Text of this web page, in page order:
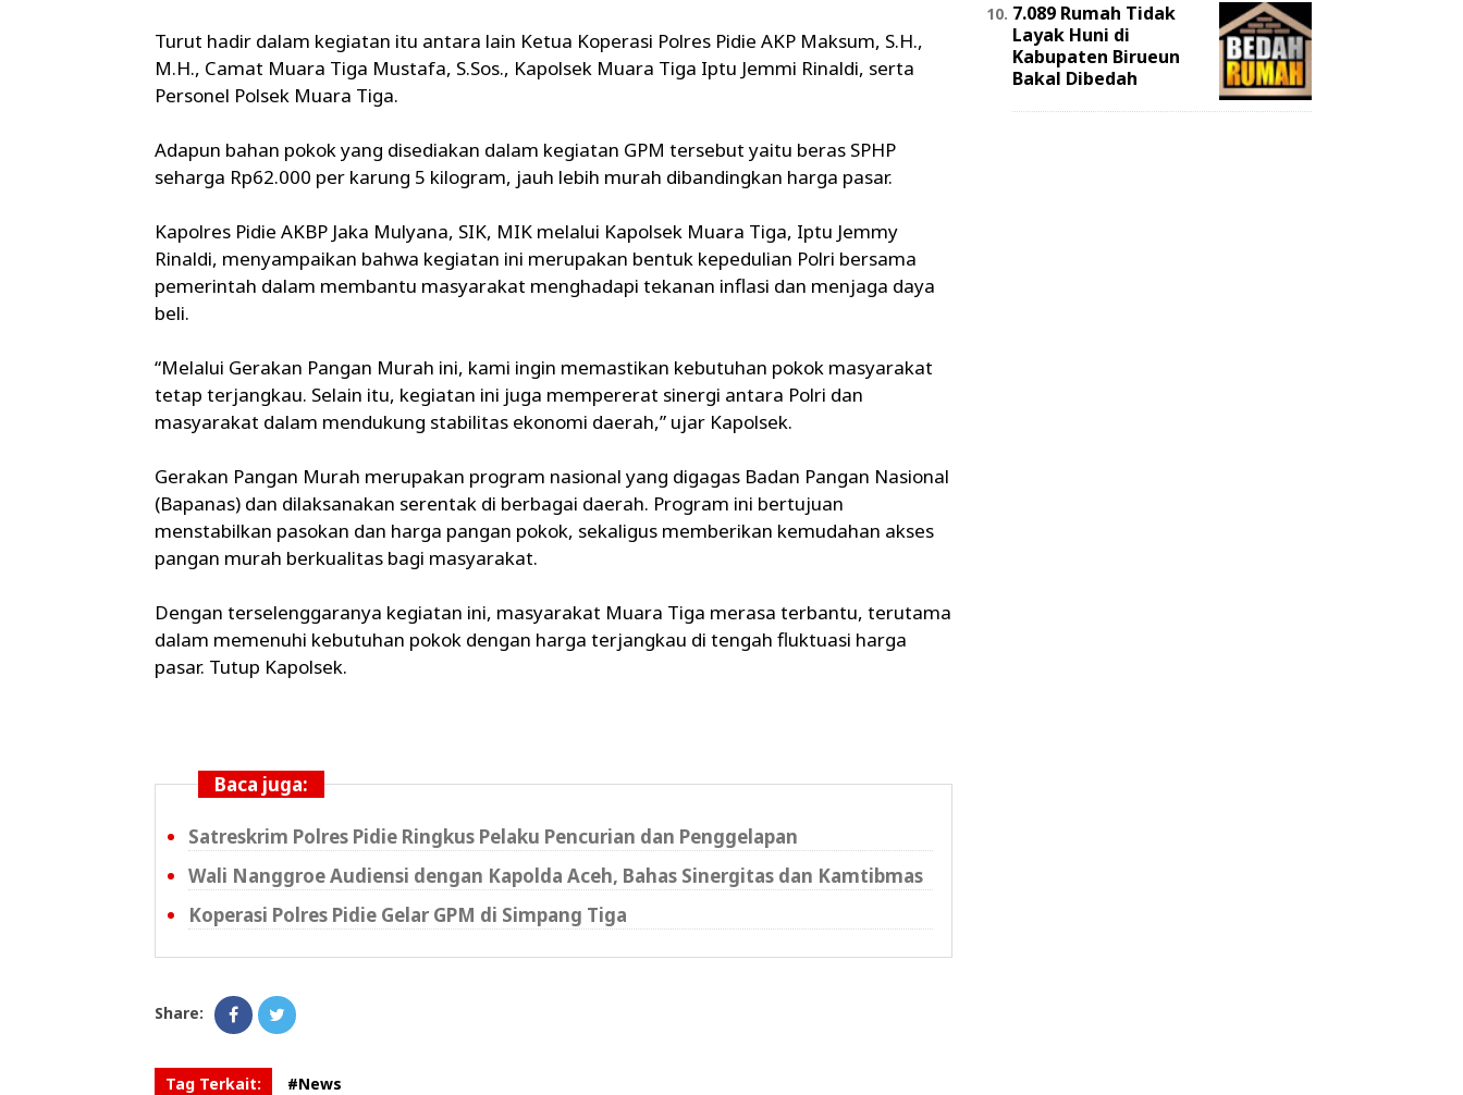
‎Turut hadir dalam kegiatan itu antara lain Ketua Koperasi Polres Pidie AKP Maksum, S.H.,
M.H., Camat Muara Tiga Mustafa, S.Sos., Kapolsek Muara Tiga Iptu Jemmi Rinaldi, serta
Personel Polsek Muara Tiga.
‎Adapun bahan pokok yang disediakan dalam kegiatan GPM tersebut yaitu beras SPHP
seharga Rp62.000 per karung 5 kilogram, jauh lebih murah dibandingkan harga pasar.
‎Kapolres Pidie AKBP Jaka Mulyana, SIK, MIK melalui Kapolsek Muara Tiga, Iptu Jemmy
Rinaldi, menyampaikan bahwa kegiatan ini merupakan bentuk kepedulian Polri bersama
pemerintah dalam membantu masyarakat menghadapi tekanan inflasi dan menjaga daya
beli.
‎“Melalui Gerakan Pangan Murah ini, kami ingin memastikan kebutuhan pokok masyarakat
tetap terjangkau. Selain itu, kegiatan ini juga mempererat sinergi antara Polri dan
masyarakat dalam mendukung stabilitas ekonomi daerah,” ujar Kapolsek.
‎Gerakan Pangan Murah merupakan program nasional yang digagas Badan Pangan Nasional
(Bapanas) dan dilaksanakan serentak di berbagai daerah. Program ini bertujuan
menstabilkan pasokan dan harga pangan pokok, sekaligus memberikan kemudahan akses
pangan murah berkualitas bagi masyarakat.
‎Dengan terselenggaranya kegiatan ini, masyarakat Muara Tiga merasa terbantu, terutama
dalam memenuhi kebutuhan pokok dengan harga terjangkau di tengah fluktuasi harga
pasar. Tutup Kapolsek.
Baca juga:
Satreskrim Polres Pidie Ringkus Pelaku Pencurian dan Penggelapan
Wali Nanggroe Audiensi dengan Kapolda Aceh, Bahas Sinergitas dan Kamtibmas
Koperasi Polres Pidie Gelar GPM di Simpang Tiga
Share:
Tag Terkait: #News
7.089 Rumah Tidak
Layak Huni di
Kabupaten Birueun
Bakal Dibedah